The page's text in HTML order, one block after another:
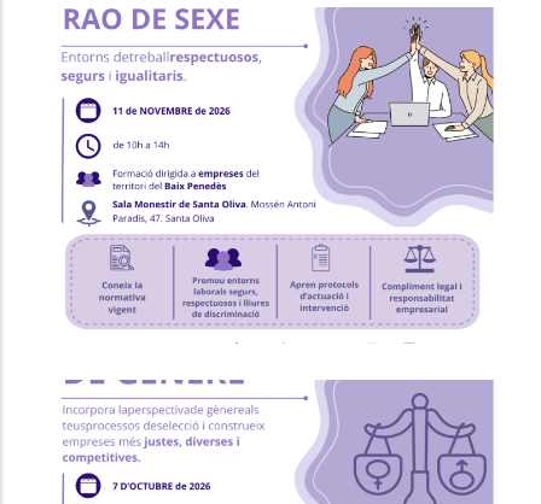
Formació "Prevenció I Intervenció
Contra L'assetjament Sexual I/o
Per Raó De Sexe"
Ocupació
P. econòmica
Formació "RRHH I Selecció Amb
Perspectiva De Gènere"